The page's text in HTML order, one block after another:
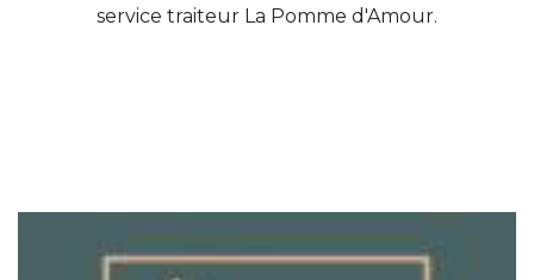
service traiteur La Pomme d'Amour.